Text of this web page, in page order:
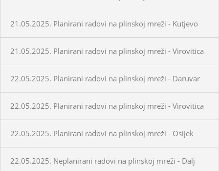
21.05.2025. Planirani radovi na plinskoj mreži - Kutjevo
21.05.2025. Planirani radovi na plinskoj mreži - Virovitica
22.05.2025. Planirani radovi na plinskoj mreži - Daruvar
22.05.2025. Planirani radovi na plinskoj mreži - Virovitica
22.05.2025. Planirani radovi na plinskoj mreži - Osijek
22.05.2025. Neplanirani radovi na plinskoj mreži - Dalj